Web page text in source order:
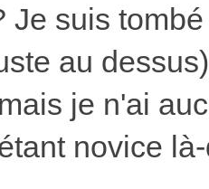
Je suis
au
je n'ai
novice